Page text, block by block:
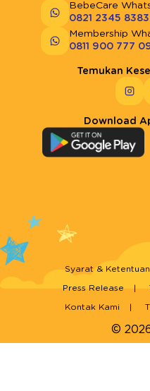
BebeCare
0821 2345 8383
Membership
0811 900 777
Temukan
Download
©
Syarat & Ketentuan
Press Release
Kontak Kami